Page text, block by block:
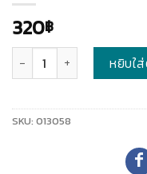
320฿
หยิบใ
SKU: 013058